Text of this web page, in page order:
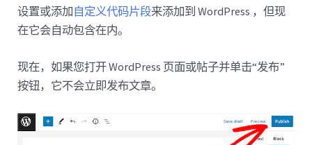
设置或添加自定义代码片段来添加到 WordPress ，但现
在它会自动包含在内。
现在，如果您打开 WordPress 页面或帖子并单击“发布”
按钮，它不会立即发布文章。